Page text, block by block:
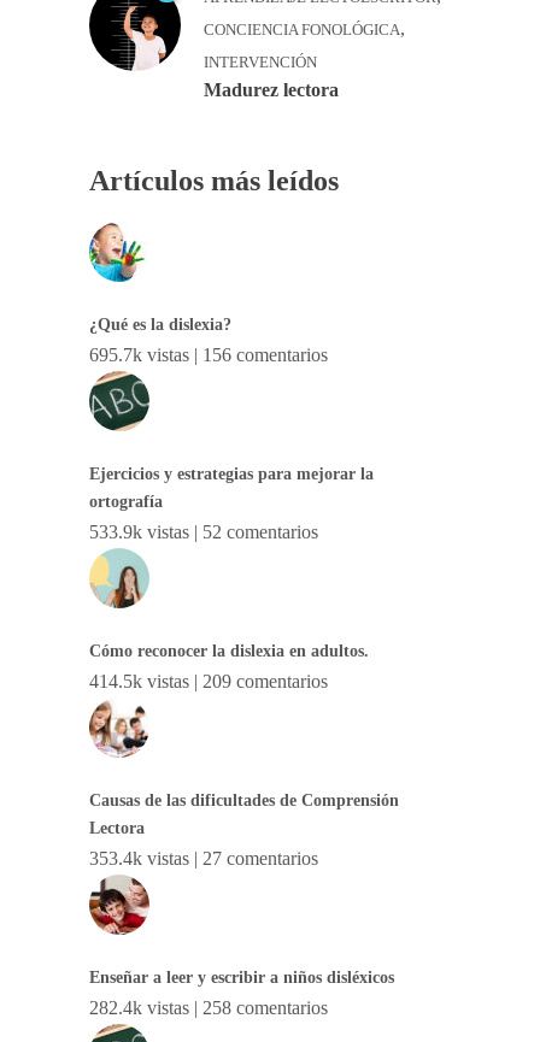
CONCIENCIA FONOLÓGICA,
INTERVENCIÓN
Madurez lectora
Artículos más leídos
¿Qué es la dislexia?
695.7k vistas | 156 comentarios
Ejercicios y estrategias para mejorar la
ortografía
533.9k vistas | 52 comentarios
Cómo reconocer la dislexia en adultos.
414.5k vistas | 209 comentarios
Causas de las dificultades de Comprensión
Lectora
353.4k vistas | 27 comentarios
Enseñar a leer y escribir a niños disléxicos
282.4k vistas | 258 comentarios